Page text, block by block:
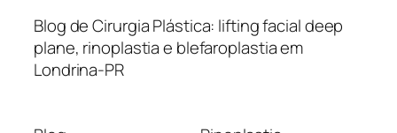
Blog de Cirurgia Plástica: lifting facial deep
plane, rinoplastia e blefaroplastia em
Londrina-PR